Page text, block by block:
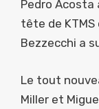
Pedro
tête de
Bezzecchi a
Le tout
Miller et